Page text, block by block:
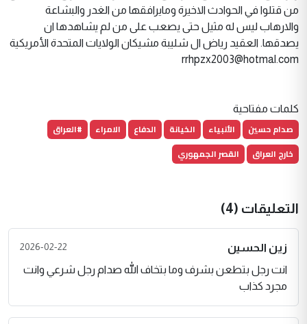
من قتلوا في الحوادث الاخيرة ومايرافقها من الغدر والبشاعة
والارهاب ليس له مثيل حتى يصعب على من لم يشاهدها ان
يصدقها. العقيد رياض ال شليبة مشيكان الولايات المتحدة الأمريكية
rrhpzx2003@hotmal.com
كلمات مفتاحية
صدام حسين الأنبياء الخيانة الدفاع الامراء
#العراق
خارج العراق
القصر الجمهوري
التعليقات (4)
زين الحسين 2026-02-22
انت رجل بتطعن بشرف وما بتخاف الله صدام رجل شرعي وانت
مجرد كذاب